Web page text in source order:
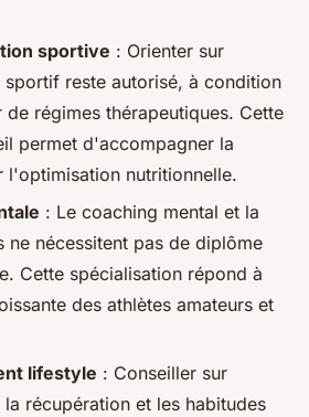
sportive : Orienter sur
reste autorisé, à condition
régimes thérapeutiques. Cette
permet d'accompagner la
l'optimisation nutritionnelle.
: Le coaching mental et la
ne nécessitent pas de diplôme
Cette spécialisation répond à
des athlètes amateurs et
lifestyle : Conseiller sur
récupération et les habitudes